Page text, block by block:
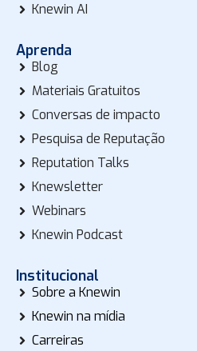
Knewin AI
Aprenda
Blog
Materiais Gratuitos
Conversas de impacto
Pesquisa de Reputação
Reputation Talks
Knewsletter
Webinars
Knewin Podcast
Institucional
Sobre a Knewin
Knewin na mídia
Carreiras